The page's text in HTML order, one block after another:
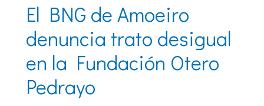
El BNG de Amoeiro
denuncia trato desigual
en la Fundación Otero
Pedrayo